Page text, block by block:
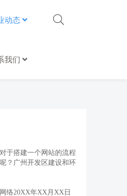
动态
我们
于搭建一个网站的流程
？广州开发区建设和环
络20XX年XX月XX日